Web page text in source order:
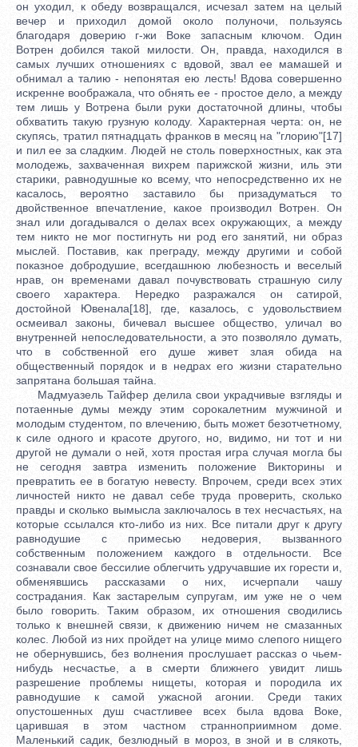
он уходил, к обеду возвращался, исчезал затем на целый
вечер и приходил домой около полуночи, пользуясь
благодаря доверию г-жи Воке запасным ключом. Один
Вотрен добился такой милости. Он, правда, находился в
самых лучших отношениях с вдовой, звал ее мамашей и
обнимал а талию - непонятая ею лесть! Вдова совершенно
искренне воображала, что обнять ее - простое дело, а между
тем лишь у Вотрена были руки достаточной длины, чтобы
обхватить такую грузную колоду. Характерная черта: он, не
скупясь, тратил пятнадцать франков в месяц на "глорию"[17]
и пил ее за сладким. Людей не столь поверхностных, как эта
молодежь, захваченная вихрем парижской жизни, иль эти
старики, равнодушные ко всему, что непосредственно их не
касалось, вероятно заставило бы призадуматься то
двойственное впечатление, какое производил Вотрен. Он
знал или догадывался о делах всех окружающих, а между
тем никто не мог постигнуть ни род его занятий, ни образ
мыслей. Поставив, как преграду, между другими и собой
показное добродушие, всегдашнюю любезность и веселый
нрав, он временами давал почувствовать страшную силу
своего характера. Нередко разражался он сатирой,
достойной Ювенала[18], где, казалось, с удовольствием
осмеивал законы, бичевал высшее общество, уличал во
внутренней непоследовательности, а это позволяло думать,
что в собственной его душе живет злая обида на
общественный порядок и в недрах его жизни старательно
запрятана большая тайна.
Мадмуазель Тайфер делила свои украдчивые взгляды и
потаенные думы между этим сорокалетним мужчиной и
молодым студентом, по влечению, быть может безотчетному,
к силе одного и красоте другого, но, видимо, ни тот и ни
другой не думали о ней, хотя простая игра случая могла бы
не сегодня завтра изменить положение Викторины и
превратить ее в богатую невесту. Впрочем, среди всех этих
личностей никто не давал себе труда проверить, сколько
правды и сколько вымысла заключалось в тех несчастьях, на
которые ссылался кто-либо из них. Все питали друг к другу
равнодушие с примесью недоверия, вызванного
собственным положением каждого в отдельности. Все
сознавали свое бессилие облегчить удручавшие их горести и,
обменявшись рассказами о них, исчерпали чашу
сострадания. Как застарелым супругам, им уже не о чем
было говорить. Таким образом, их отношения сводились
только к внешней связи, к движению ничем не смазанных
колес. Любой из них пройдет на улице мимо слепого нищего
не обернувшись, без волнения прослушает рассказ о чьем-
нибудь несчастье, а в смерти ближнего увидит лишь
разрешение проблемы нищеты, которая и породила их
равнодушие к самой ужасной агонии. Среди таких
опустошенных душ счастливее всех была вдова Воке,
царившая в этом частном странноприимном доме.
Маленький садик, безлюдный в мороз, в зной и в слякоть,